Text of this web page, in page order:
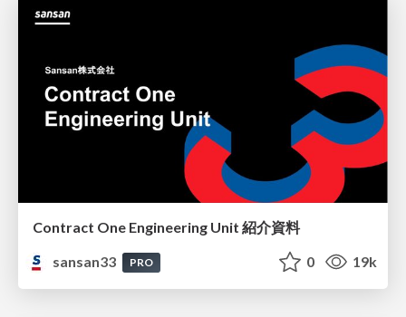
Contract One Engineering Unit 紹介資料
sansan33
PRO 0 19k